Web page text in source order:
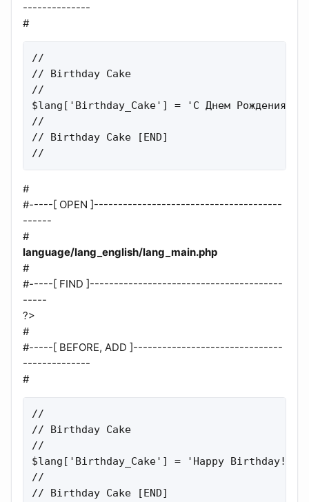
--------------
#
//
// Birthday Cake
//
$lang['Birthday_Cake'] = 'С Днем Рождения!';
//
// Birthday Cake [END]
//
#
#-----[ OPEN ]---------------------------------------
------
#
language/lang_english/lang_main.php
#
#-----[ FIND ]----------------------------------------
-----
?>
#
#-----[ BEFORE, ADD ]-------------------------------
--------------
#
//
// Birthday Cake
//
$lang['Birthday_Cake'] = 'Happy Birthday!';
//
// Birthday Cake [END]